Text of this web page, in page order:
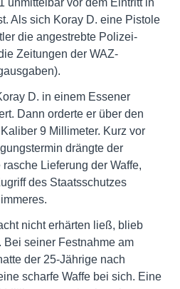
unmittelbar vor dem Eintritt in
Als sich Koray D. eine Pistole
die angestrebte Polizei-
Zeitungen der WAZ-
D. in einem Essener
Dann orderte er über den
9 Millimeter. Kurz vor
drängte der
Lieferung der Waffe,
des Staatsschutzes
nicht erhärten ließ, blieb
Bei seiner Festnahme am
der 25-Jährige nach
scharfe Waffe bei sich. Eine